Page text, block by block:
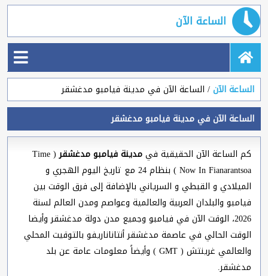
الساعة الآن
الساعة الآن الساعة الآن في مدينة فيامبو مدغشقر
الساعة الآن في مدينة فيامبو مدغشقر
كم الساعة الآن الحقيقية فيمدينة فيامبو مدغشقر ( Time
Now In Fianarantsoa ) بنظام 24 مع تاريخ اليوم الهجري و
الميلادي و القبطي و السرياني بالإضافة إلى فرق الوقت بين
فيامبو والبلدان العربية والعالمية وعواصم ومدن العالم لسنة
2026، الوقت الآن في فيامبو وجميع مدن دولة مدغشقر وأيضا
الوقت الحالي في عاصمة مدغشقر أنتاناناريفو بالتوقيت المحلي
والعالمي غرينتش ( GMT ) وأيضاً معلومات عامة عن بلد
مدغشقر.